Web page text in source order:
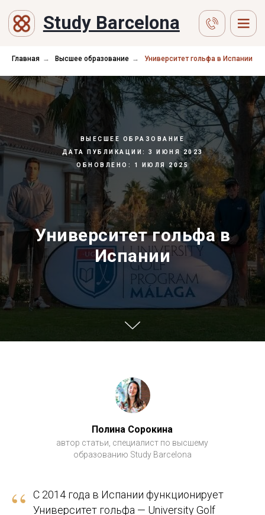
Study Barcelona
Главная → Высшее образование → Университет гольфа в Испании
ВЫЕСШЕЕ ОБРАЗОВАНИЕ
ДАТА ПУБЛИКАЦИИ: 3 ИЮНЯ 2023
ОБНОВЛЕНО: 1 ИЮЛЯ 2025
Университет гольфа в
Испании
Полина Сорокина
автор статьи, специалист по высшему
образованию Study Barcelona
“
С 2014 года в Испании функционирует
Университет гольфа — University Golf